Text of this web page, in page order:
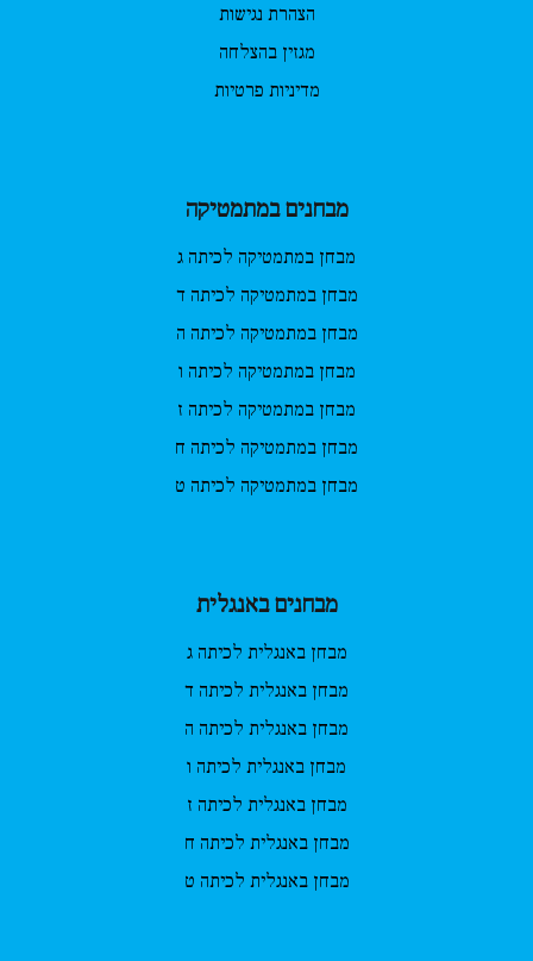
הצהרת נגישות
מגזין בהצלחה
מדיניות פרטיות
מבחנים במתמטיקה
מבחן במתמטיקה לכיתה ג
מבחן במתמטיקה לכיתה ד
מבחן במתמטיקה לכיתה ה
מבחן במתמטיקה לכיתה ו
מבחן במתמטיקה לכיתה ז
מבחן במתמטיקה לכיתה ח
מבחן במתמטיקה לכיתה ט
מבחנים באנגלית
מבחן באנגלית לכיתה ג
מבחן באנגלית לכיתה ד
מבחן באנגלית לכיתה ה
מבחן באנגלית לכיתה ו
מבחן באנגלית לכיתה ז
מבחן באנגלית לכיתה ח
מבחן באנגלית לכיתה ט